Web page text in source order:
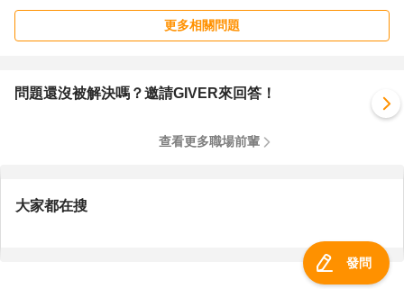
更多相關問題
問題還沒被解決嗎？邀請GIVER來回答！
查看更多職場前輩
大家都在搜
發問